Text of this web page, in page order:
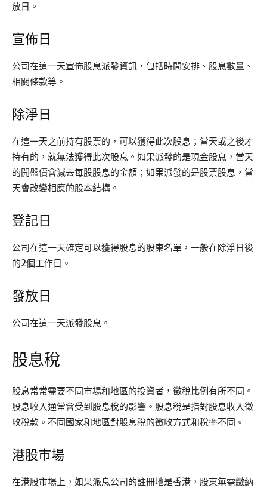
放日。
宣佈日
公司在這一天宣佈股息派發資訊，包括時間安排、股息數量、
相關條款等。
除淨日
在這一天之前持有股票的，可以獲得此次股息；當天或之後才
持有的，就無法獲得此次股息。如果派發的是現金股息，當天
的開盤價會減去每股股息的金額；如果派發的是股票股息，當
天會改變相應的股本結構。
登記日
公司在這一天確定可以獲得股息的股東名單，一般在除淨日後
的2個工作日。
發放日
公司在這一天派發股息。
股息稅
股息常常需要不同市場和地區的投資者，徵稅比例有所不同。
股息收入通常會受到股息稅的影響。股息稅是指對股息收入徵
收稅款。不同國家和地區對股息稅的徵收方式和稅率不同。
港股市場
在港股市場上，如果派息公司的註冊地是香港，股東無需繳納